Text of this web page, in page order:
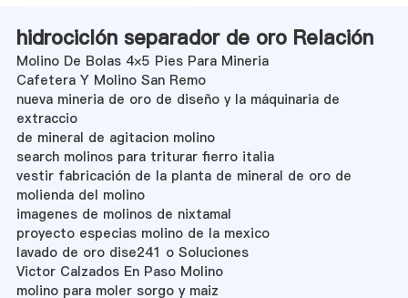
hidrociclón separador de oro Relación
Molino De Bolas 4×5 Pies Para Mineria
Cafetera Y Molino San Remo
nueva mineria de oro de diseño y la máquinaria de
extraccio
de mineral de agitacion molino
search molinos para triturar fierro italia
vestir fabricación de la planta de mineral de oro de
molienda del molino
imagenes de molinos de nixtamal
proyecto especias molino de la mexico
lavado de oro dise241 o Soluciones
Victor Calzados En Paso Molino
molino para moler sorgo y maiz